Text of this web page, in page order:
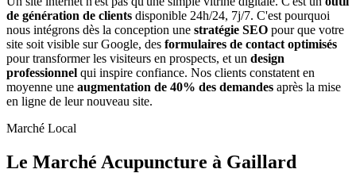
de génération de clients disponible 24h/24, 7j/7. C'est pourquoi
nous intégrons dès la conception une stratégie SEO pour que votre
site soit visible sur Google, des formulaires de contact optimisés
pour transformer les visiteurs en prospects, et un design
professionnel qui inspire confiance. Nos clients constatent en
moyenne une augmentation de 40% des demandes après la mise
en ligne de leur nouveau site.
Marché Local
Le Marché Acupuncture à Gaillard